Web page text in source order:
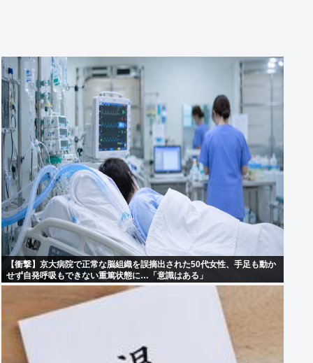
【衝撃】京大病院で正常な脳組織を誤摘出された50代女性、手足も動か
せず自発呼吸もできない重篤状態に…「意識はある」